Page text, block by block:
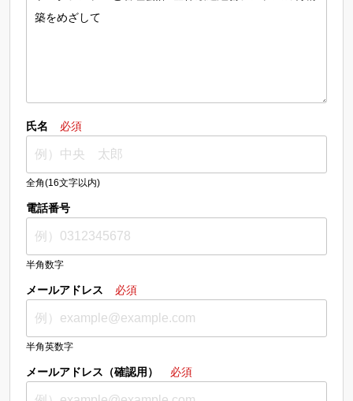
氏名 必須
全角(16文字以内)
電話番号
半角数字
メールアドレス 必須
半角英数字
メールアドレス（確認用） 必須